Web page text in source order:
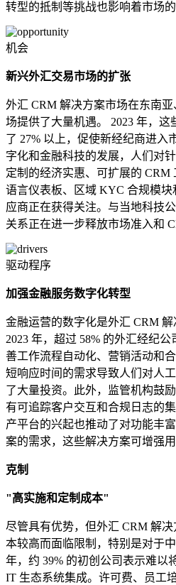
转型的抵制等挑战也影响着市场的
机会
新兴外汇交易市场的扩张
外汇 CRM 解决方案市场在东南
场提供了大量机遇。 2023 年，
了 27% 以上，促使新经纪商进入
字化和金融科技的发展，人们对
定制的经济实惠、可扩展的 CRM
语言仪表板、区域 KYC 合规模
应商正在获得关注。与当地科技
关系正在进一步释放市场准入和
驱动程序
加强金融服务数字化转型
金融运营的数字化是外汇 CRM 解
2023 年，超过 58% 的外汇经纪
善工作流程自动化、营销活动和
短响应时间的需求导致人们对人
了大量投资。此外，监管机构鼓
有可追踪客户交互和合规日志的
产平台的兴起也推动了对功能丰
案的需求，这些解决方案可增强用
克制
"高实施和定制成本"
尽管具有优势，但外汇 CRM 解
本较高而面临限制，特别是对于
年，约 39% 的初创公司表示难以
IT 生态系统集成。许可费、员工